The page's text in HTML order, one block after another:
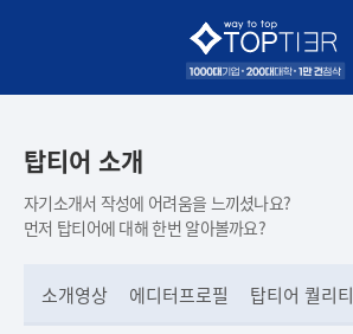
탑티어 소개
자기소개서 작성에 어려움을 느끼셨나요?
먼저 탑티어에 대해 한번 알아볼까요?
소개영상 에디터프로필 탑티어 퀄리티